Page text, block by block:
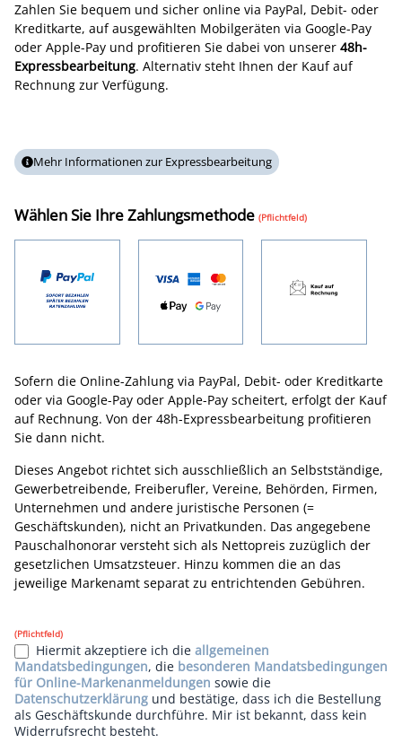
Zahlen Sie bequem und sicher online via PayPal, Debit- oder
Kreditkarte, auf ausgewählten Mobilgeräten via Google-Pay
oder Apple-Pay und profitieren Sie dabei von unserer 48h-
Expressbearbeitung. Alternativ steht Ihnen der Kauf auf
Rechnung zur Verfügung.
inklusive!
Markenanmeldung per Express innerhalb von zwei
Werktagen (Mo-Fr) ohne Preisaufschlag.
Mehr Informationen zur Expressbearbeitung
Wählen Sie Ihre Zahlungsmethode (Pflichtfeld)
Sofern die Online-Zahlung via PayPal, Debit- oder Kreditkarte
oder via Google-Pay oder Apple-Pay scheitert, erfolgt der Kauf
auf Rechnung. Von der 48h-Expressbearbeitung profitieren
Sie dann nicht.
Dieses Angebot richtet sich ausschließlich an Selbstständige,
Gewerbetreibende, Freiberufler, Vereine, Behörden, Firmen,
Unternehmen und andere juristische Personen (=
Geschäftskunden), nicht an Privatkunden. Das angegebene
Pauschalhonorar versteht sich als Nettopreis zuzüglich der
gesetzlichen Umsatzsteuer. Hinzu kommen die an das
jeweilige Markenamt separat zu entrichtenden Gebühren.
(Pflichtfeld)
Hiermit akzeptiere ich die allgemeinen
Mandatsbedingungen, die besonderen Mandatsbedingungen
für Online-Markenanmeldungen sowie die
Datenschutzerklärung und bestätige, dass ich die Bestellung
als Geschäftskunde durchführe. Mir ist bekannt, dass kein
Widerrufsrecht besteht.